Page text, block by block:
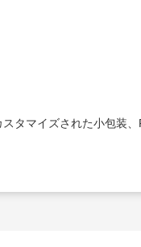
タマイズされた小包装